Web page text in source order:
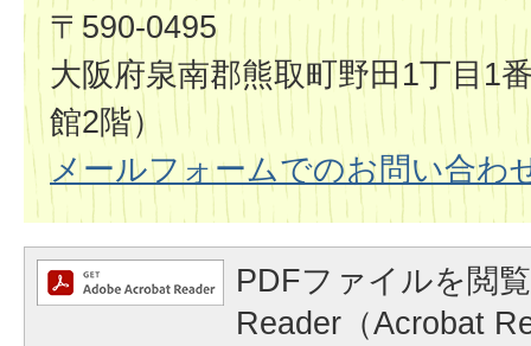
〒590-0495
大阪府泉南郡熊取町野田1丁目1
館2階）
メールフォームでのお問い合わ
PDFファイルを閲
Reader（Acrobat